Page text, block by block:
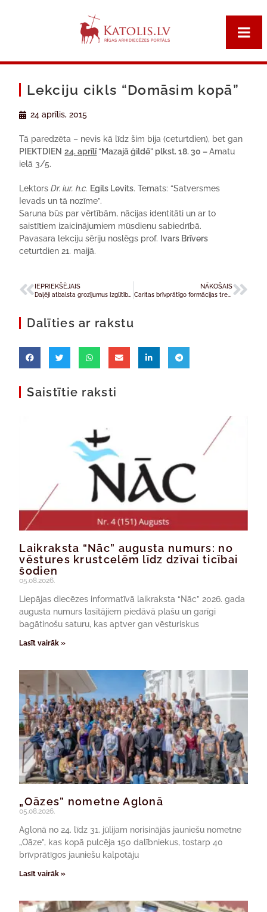
Lekciju cikls “Domāsim kopā”
24 aprīlis, 2015
Tā paredzēta – nevis kā līdz šim bija (ceturtdien), bet gan
PIEKTDIEN 24. aprīlī“Mazajā ģildē” plkst. 18. 30 –Amatu
ielā 3/5.
LektorsDr. iur. h.c. Egils Levits. Temats: “Satversmes
Ievads un tā nozīme”.
Saruna būs par vērtībām, nācijas identitāti un ar to
saistītiem izaicinājumiem mūsdienu sabiedrībā.
Pavasara lekciju sēriju noslēgs prof. Ivars Brīvers
ceturtdien 21. maijā.
IEPRIEKŠĒJAIS NĀKOŠAIS
Caritas brīvprātīgo formācijas trešā sesija
Dalīties ar rakstu
Saistītie raksti
Laikraksta “Nāc” augusta numurs: no
vēstures krustcelēm līdz dzīvai ticībai
šodien
05.08.2026.
Liepājas diecēzes informatīvā laikraksta “Nāc” 2026. gada
augusta numurs lasītājiem piedāvā plašu un garīgi
bagātinošu saturu, kas aptver gan vēsturiskus
Lasīt vairāk »
„Oāzes” nometne Aglonā
05.08.2026.
Aglonā no 24. līdz 31. jūlijam norisinājās jauniešu nometne
„Oāze”, kas kopā pulcēja 150 dalībniekus, tostarp 40
brīvprātīgos jauniešu kalpotāju
Lasīt vairāk »